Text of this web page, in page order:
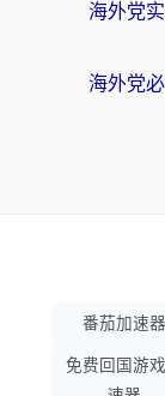
番茄加速器
免费回国游